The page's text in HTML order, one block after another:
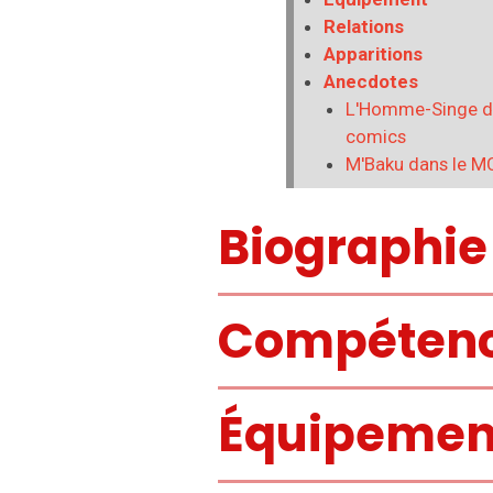
Relations
Apparitions
Anecdotes
L'Homme-Singe
comics
M'Baku dans le
Biographie